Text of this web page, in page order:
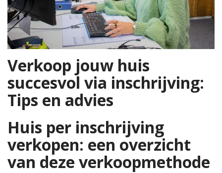
Verkoop jouw huis
succesvol via inschrijving:
Tips en advies
Huis per inschrijving
verkopen: een overzicht
van deze verkoopmethode